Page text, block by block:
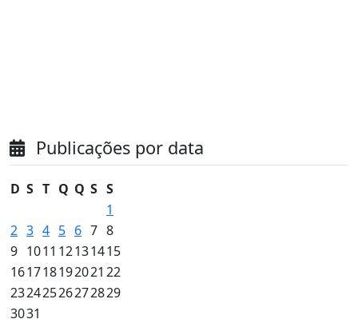
Publicações por data
D S T Q Q S S
1
2 3 4 5 6 7 8
9 1011 12131415
161718192021 22
23242526272829
3031